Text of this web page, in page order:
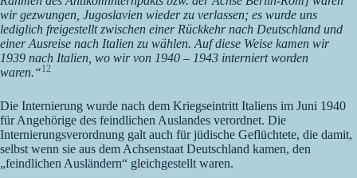
wir gezwungen, Jugoslavien wieder zu verlassen; es wurde uns
lediglich freigestellt zwischen einer Rückkehr nach Deutschland und
einer Ausreise nach Italien zu wählen. Auf diese Weise kamen wir
1939 nach Italien, wo wir von 1940 – 1943 interniert worden
waren.“12
Die Internierung wurde nach dem Kriegseintritt Italiens im Juni 1940
für Angehörige des feindlichen Auslandes verordnet. Die
Internierungsverordnung galt auch für jüdische Geflüchtete, die damit,
selbst wenn sie aus dem Achsenstaat Deutschland kamen, den
„feindlichen Ausländern“ gleichgestellt waren.